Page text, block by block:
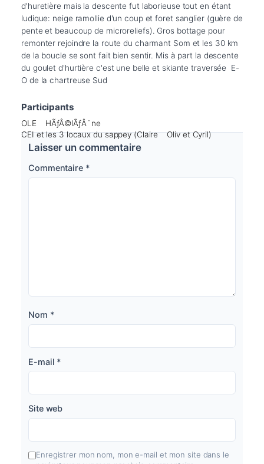
d'huretière mais la descente fut laborieuse tout en étant
ludique: neige ramollie d'un coup et foret sanglier (guère de
pente et beaucoup de microreliefs). Gros bottage pour
remonter rejoindre la route du charmant Som et les 30 km
de la boucle se sont fait bien sentir. Mis à part la descente
du goulet d'hurtière c'est une belle et skiante traversée  E-
O de la chartreuse Sud
Participants
OLE
HÃƒÂ©lÃƒÂ¨ne
CEI et les 3 locaux du sappey (Claire
Oliv et Cyril)
Laisser un commentaire
Commentaire *
Nom *
E-mail *
Site web
Enregistrer mon nom, mon e-mail et mon site dans le